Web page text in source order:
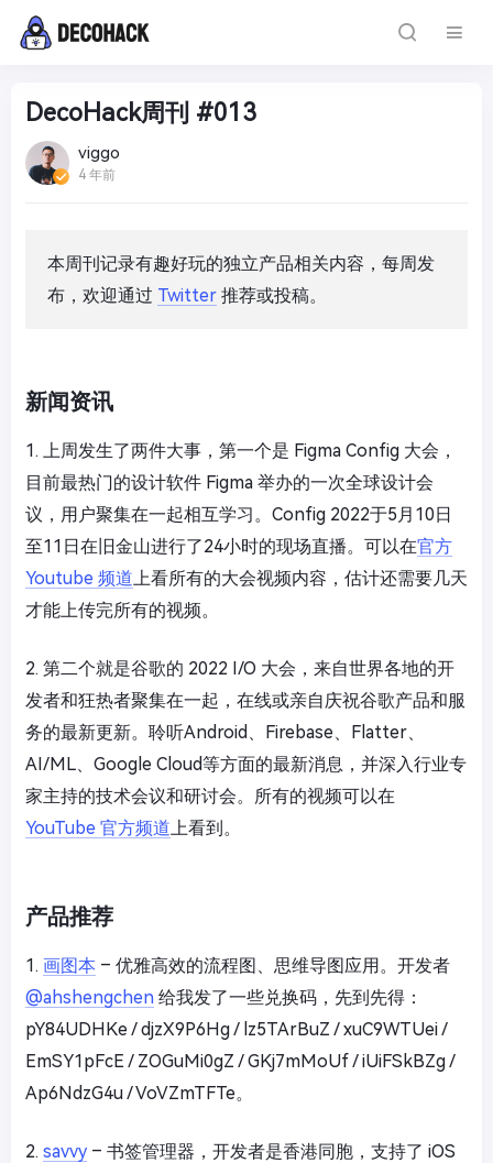
DecoHack周刊 #013
viggo
4 年前
本周刊记录有趣好玩的独立产品相关内容，每周发
布，欢迎通过 Twitter 推荐或投稿。
新闻资讯
1. 上周发生了两件大事，第一个是 Figma Config 大会 ，
目前最热门的设计软件 Figma 举办的一次全球设计会
议，用户聚集在一起相互学习。Config 2022于5月10日
至11日在旧金山进行了24小时的现场直播。可以在官方
Youtube 频道上看所有的大会视频内容，估计还需要几天
才能上传完所有的视频。
2. 第二个就是谷歌的 2022 I/O 大会 ，来自世界各地的开
发者和狂热者聚集在一起，在线或亲自庆祝谷歌产品和服
务的最新更新。聆听Android、Firebase、Flatter、
AI/ML、Google Cloud等方面的最新消息，并深入行业专
家主持的技术会议和研讨会。所有的视频可以在
YouTube 官方频道上看到。
产品推荐
1. 画图本 – 优雅高效的流程图、思维导图应用。开发者
@ahshengchen 给我发了一些兑换码，先到先得：
pY84UDHKe / djzX9P6Hg / lz5TArBuZ / xuC9WTUei /
EmSY1pFcE / ZOGuMi0gZ / GKj7mMoUf / iUiFSkBZg /
Ap6NdzG4u / VoVZmTFTe。
2. savvy – 书签管理器，开发者是香港同胞，支持了 iOS